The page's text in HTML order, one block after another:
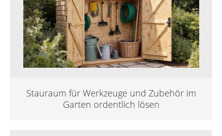
Stauraum für Werkzeuge und Zubehör im
Garten ordentlich lösen